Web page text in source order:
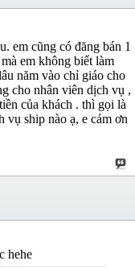
em cũng có đăng bán 1
em không biết làm
năm vào chỉ giáo cho
cho nhân viên dịch vụ ,
của khách . thì gọi là
vụ ship nào ạ, e cảm ơn
hehe